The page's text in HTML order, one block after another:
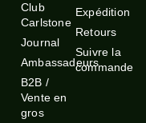
Club
Carlstone
Journal
Ambassadeurs
B2B /
Vente en
gros
Expédition
Retours
Suivre la
commande